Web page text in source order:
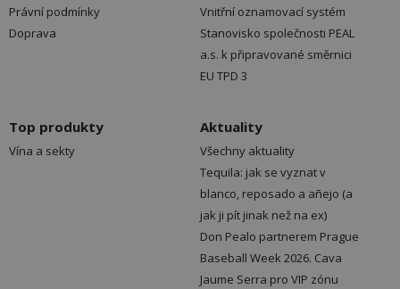
Právní podmínky
Doprava
Vnitřní oznamovací systém
Stanovisko společnosti PEAL
a.s. k připravované směrnici
EU TPD 3
Top produkty
Vína a sekty
Aktuality
Všechny aktuality
Tequila: jak se vyznat v
blanco, reposado a añejo (a
jak ji pít jinak než na ex)
Don Pealo partnerem Prague
Baseball Week 2026. Cava
Jaume Serra pro VIP zónu